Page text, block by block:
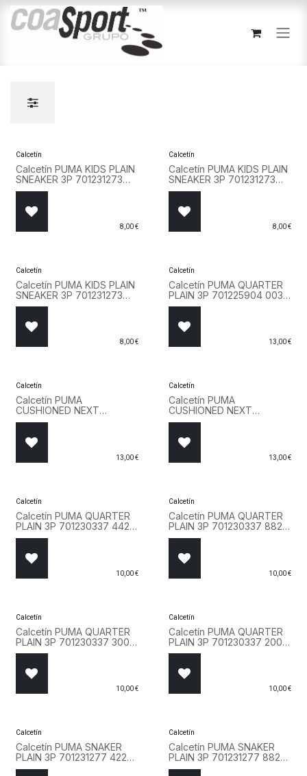
Ir al contenido
Calcetín
Calcetín PUMA KIDS PLAIN
SNEAKER 3P 701231273
002 Azul
8,00€
Calcetín
Calcetín PUMA KIDS PLAIN
SNEAKER 3P 701231273
803 Gris
8,00€
Calcetín
Calcetín PUMA KIDS PLAIN
SNEAKER 3P 701231273
300 Blanco
8,00€
Calcetín
Calcetín PUMA QUARTER
PLAIN 3P 701225904 003
Gris
13,00€
Calcetín
Calcetín PUMA
CUSHIONED NEXT
QUARTER 701225904 002
13,00€
Calcetín
Calcetín PUMA
CUSHIONED NEXT
QUARTER 701225904 001
13,00€
Calcetín
Calcetín PUMA QUARTER
PLAIN 3P 701230337 442
Rosa
10,00€
Calcetín
Calcetín PUMA QUARTER
PLAIN 3P 701230337 882
Gris
10,00€
Calcetín
Calcetín PUMA QUARTER
PLAIN 3P 701230337 300
Blanco
10,00€
Calcetín
Calcetín PUMA QUARTER
PLAIN 3P 701230337 200
Negro
10,00€
Calcetín
Calcetín PUMA SNAKER
PLAIN 3P 701231277 422
Rosa
Calcetín
Calcetín PUMA SNAKER
PLAIN 3P 701231277 882
Gris